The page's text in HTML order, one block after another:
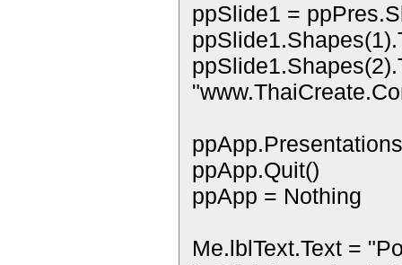
ppSlide1 =
ppApp.Quit()
ppApp = Nothing
Me.lblText.Text =